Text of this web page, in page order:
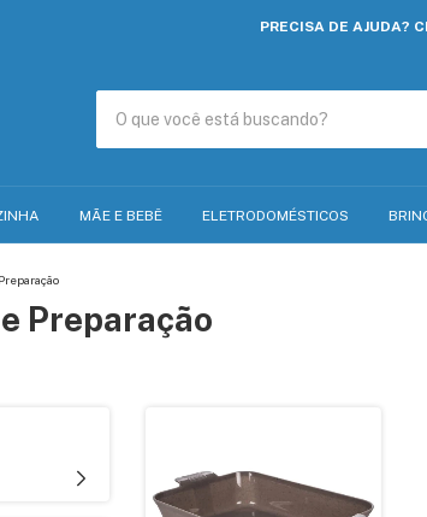
PRECISA DE AJUDA?
MÃE E BEBÊ ELETRODOMÉSTICOS
Preparação